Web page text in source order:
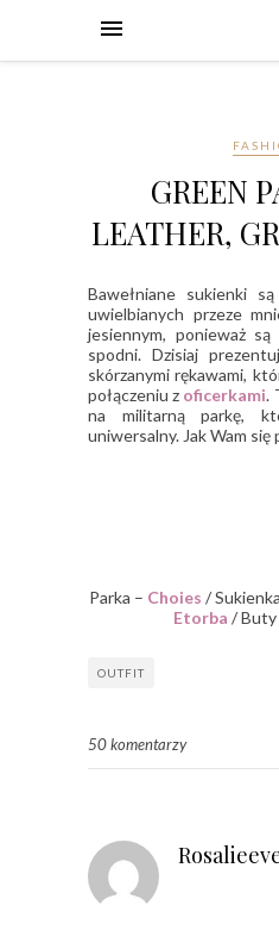
GREEN
LEATHER,
Bawełniane sukienki
uwielbianych przeze
jesiennym, ponieważ
spodni. Dzisiaj
skórzanymi rękawami,
połączeniu z oficerkami.
na militarną parkę,
uniwersalny. Jak Wam się
Parka – Choies /
Etorba / Buty
OUTFIT
50 komentarzy